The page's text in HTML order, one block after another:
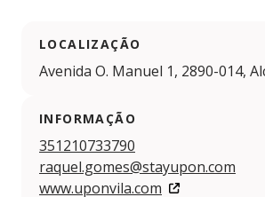
LOCALIZAÇÃO
Avenida O. Manuel 1, 2890-014,
INFORMAÇÃO
351210733790
raquel.gomes@stayupon.com
www.uponvila.com